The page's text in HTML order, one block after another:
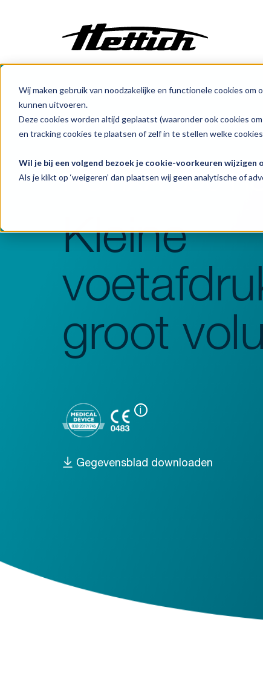
Wij maken gebruik van noodzakelijke en functionele cookies
kunnen uitvoeren.
Deze cookies worden altijd geplaatst (waaronder ook cookies
en tracking cookies te plaatsen of zelf in te stellen welke
Wil je bij een volgend bezoek je cookie-voorkeuren wijzigen
Als je klikt op ‘weigeren’ dan plaatsen wij geen analytische of
Maatwerk
Incubatoren
Centrifuges
Koelen
Baden
Spoelmachines
Monsterbereiding
Schudders
Analyse
Monitoring
Benelux Producten Centrifuges
ROTIXA 500
Kleine
groot
i
Gegevensblad downloaden